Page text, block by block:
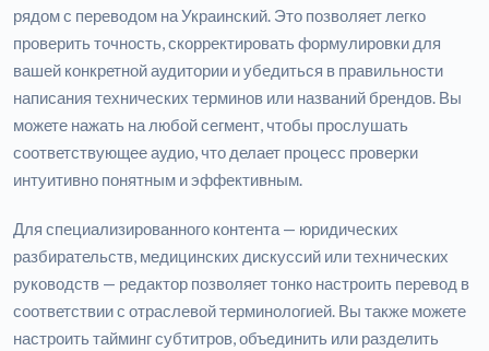
рядом с переводом на Украинский. Это позволяет легко
проверить точность, скорректировать формулировки для
вашей конкретной аудитории и убедиться в правильности
написания технических терминов или названий брендов. Вы
можете нажать на любой сегмент, чтобы прослушать
соответствующее аудио, что делает процесс проверки
интуитивно понятным и эффективным.
Для специализированного контента — юридических
разбирательств, медицинских дискуссий или технических
руководств — редактор позволяет тонко настроить перевод в
соответствии с отраслевой терминологией. Вы также можете
настроить тайминг субтитров, объединить или разделить